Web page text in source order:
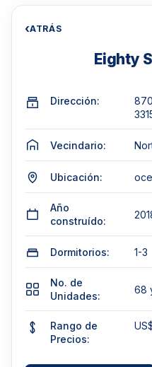
‹ATRÁS
Eighty
Dirección:
Vecindario:
Ubicación:
Año
construído:
Dormitorios: 1-3
No. de
Unidades:
68
Rango de
Precios: